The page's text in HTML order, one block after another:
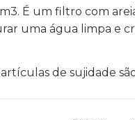
É um filtro com
uma água limpa e
de sujidade